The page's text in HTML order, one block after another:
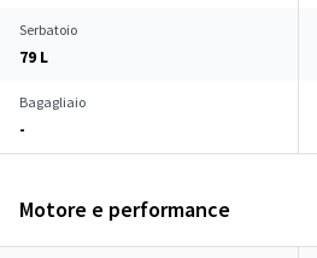
Serbatoio
79 L
Bagagliaio
-
Motore e performance